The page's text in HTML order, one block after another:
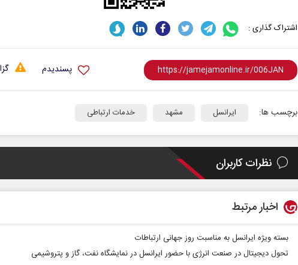
اشتراک گذاری :
پسندیدم
برچسب ها: ایرانسل مشهد خدمات ارتباطی
نظرات کاربران
اخبار مرتبط
بسته ویژه ایرانسل به مناسبت روز جهانی ارتباطات
تحول دیجیتال در صنعت انرژی با حضور ایرانسل در نمایشگاه نفت، گاز و پتروشیمی
ادامه جنگ برای آمریکا یعنی
شکست مفتضحانه